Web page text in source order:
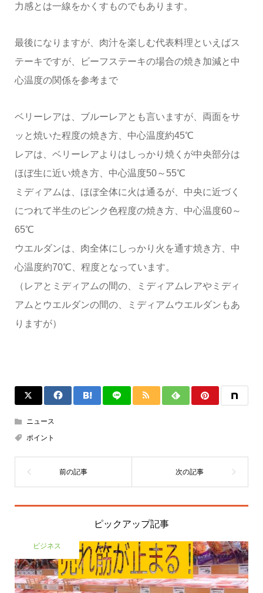
力感とは一線をかくすものでもあります。
最後になりますが、肉汁を楽しむ代表料理といえばス
テーキですが、ビーフステーキの場合の焼き加減と中
心温度の関係を参考まで
ベリーレアは、ブルーレアとも言いますが、両面をサ
ッと焼いた程度の焼き方、中心温度約45℃
レアは、ベリーレアよりはしっかり焼くが中央部分は
ほぼ生に近い焼き方、中心温度50～55℃
ミディアムは、ほぼ全体に火は通るが、中央に近づく
につれて半生のピンク色程度の焼き方、中心温度60～
65℃
ウエルダンは、肉全体にしっかり火を通す焼き方、中
心温度約70℃、程度となっています。
（レアとミディアムの間の、ミディアムレアやミディ
アムとウエルダンの間の、ミディアムウエルダンもあ
りますが）
ニュース
ポイント
ピックアップ記事
ビジネス